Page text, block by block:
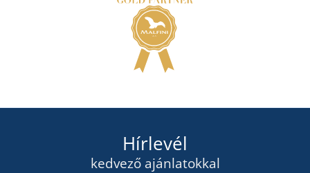
Hírlevél
kedvező ajánlatokkal